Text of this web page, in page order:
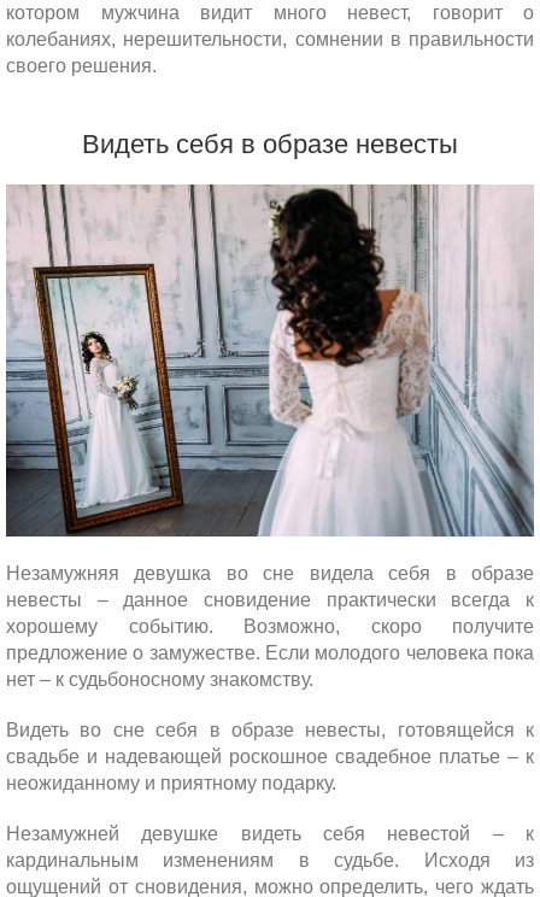
котором мужчина видит много невест, говорит о
колебаниях, нерешительности, сомнении в правильности
своего решения.
Видеть себя в образе невесты
Незамужняя девушка во сне видела себя в образе
невесты – данное сновидение практически всегда к
хорошему событию. Возможно, скоро получите
предложение о замужестве. Если молодого человека пока
нет – к судьбоносному знакомству.
Видеть во сне себя в образе невесты, готовящейся к
свадьбе и надевающей роскошное свадебное платье – к
неожиданному и приятному подарку.
Незамужней девушке видеть себя невестой – к
кардинальным изменениям в судьбе. Исходя из
ощущений от сновидения, можно определить, чего ждать